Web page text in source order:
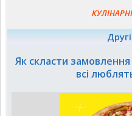
Як скласти
всі